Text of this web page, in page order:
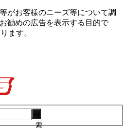
がお客様のニーズ等について調
勧めの広告を表⽰する⽬的で
ます。
索